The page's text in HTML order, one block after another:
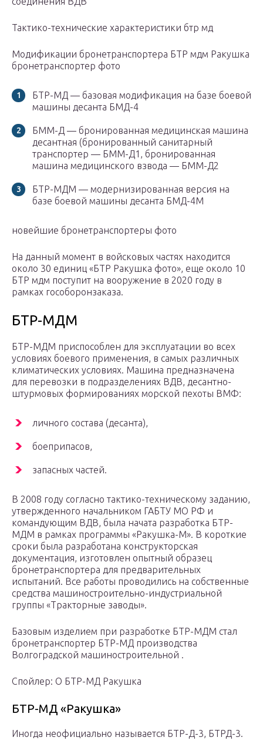
Тактико-технические характеристики бтр мд
Модификации бронетранспортера БТР мдм Ракушка
бронетранспортер фото
БТР-МД — базовая модификация на базе боевой
машины десанта БМД-4
БММ-Д — бронированная медицинская машина
десантная (бронированный санитарный
транспортер — БММ-Д1, бронированная
машина медицинского взвода — БММ-Д2
БТР-МДМ — модернизированная версия на
базе боевой машины десанта БМД-4М
новейшие бронетранспортеры фото
На данный момент в войсковых частях находится
около 30 единиц «БТР Ракушка фото», еще около 10
БТР мдм поступит на вооружение в 2020 году в
рамках гособоронзаказа.
БТР-МДМ
БТР-МДМ приспособлен для эксплуатации во всех
условиях боевого применения, в самых различных
климатических условиях. Машина предназначена
для перевозки в подразделениях ВДВ, десантно-
штурмовых формированиях морской пехоты ВМФ:
личного состава (десанта),
боеприпасов,
запасных частей.
В 2008 году согласно тактико-техническому заданию,
утвержденного начальником ГАБТУ МО РФ и
командующим ВДВ, была начата разработка БТР-
МДМ в рамках программы «Ракушка-М». В короткие
сроки была разработана конструкторская
документация, изготовлен опытный образец
бронетранспортера для предварительных
испытаний. Все работы проводились на собственные
средства машиностроительно-индустриальной
группы «Тракторные заводы».
Базовым изделием при разработке БТР-МДМ стал
бронетранспортер БТР-МД производства
Волгоградской машиностроительной .
Спойлер: О БТР-МД Ракушка
БТР-МД «Ракушка»
Иногда неофициально называется БТР-Д-3, БТРД-3.